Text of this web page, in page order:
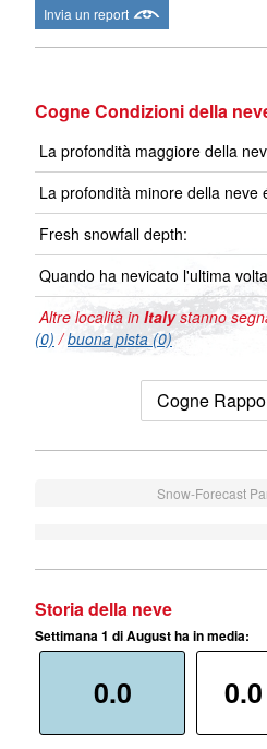
Invia un report
Cogne Condizioni della
La profondità maggiore della
La profondità minore della neve
Fresh snowfall depth:
Quando ha nevicato l'ultima
Altre località in Italystanno
(0) /buona pista (0)
Cogne
Snow-Forecast
Storia della neve
Settimana 1 di August ha in media:
0.0 0.0